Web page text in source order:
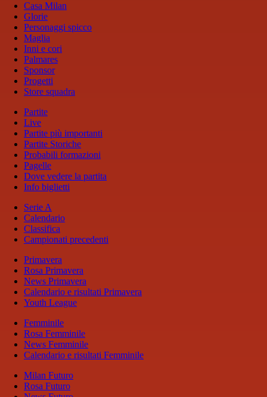
Casa Milan
Glorie
Personaggi spicco
Maglia
Inni e cori
Palmares
Sponsor
Progetti
Store squadra
Partite
Live
Partite più importanti
Partite Storiche
Probabili formazioni
Pagelle
Dove vedere la partita
Info biglietti
Serie A
Calendario
Classifica
Campionati precedenti
Primavera
Rosa Primavera
News Primavera
Calendario e risultati Primavera
Youth League
Femminile
Rosa Femminile
News Femminile
Calendario e risultati Femminile
Milan Futuro
Rosa Futuro